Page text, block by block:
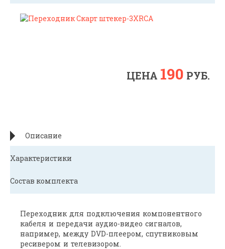
ЦЕНА 190 РУБ.
Описание
Характеристики
Состав комплекта
Переходник для подключения компонентного
кабеля и передачи аудио-видео сигналов,
например, между DVD-плеером, спутниковым
ресивером и телевизором.